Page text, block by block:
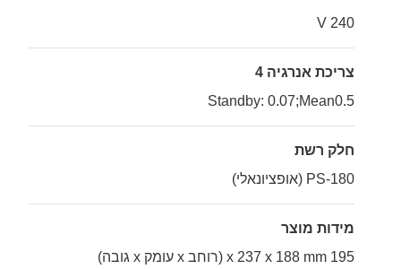
240 V
צריכת אנרגיה 4
Standby: 0.07;Mean0.5
חלק רשת
PS-180 (אופציונאלי)
מידות מוצר
195 x 237 x 188 mm (רוחב x עומק x גובה)